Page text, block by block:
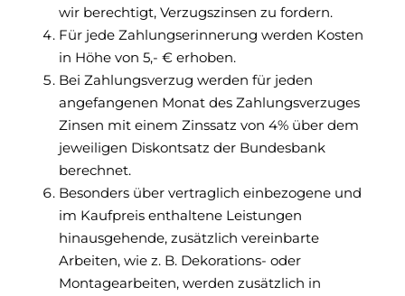
wir berechtigt, Verzugszinsen zu fordern.
Für jede Zahlungserinnerung werden Kosten
in Höhe von 5,- € erhoben.
Bei Zahlungsverzug werden für jeden
angefangenen Monat des Zahlungsverzuges
Zinsen mit einem Zinssatz von 4% über dem
jeweiligen Diskontsatz der Bundesbank
berechnet.
Besonders über vertraglich einbezogene und
im Kaufpreis enthaltene Leistungen
hinausgehende, zusätzlich vereinbarte
Arbeiten, wie z. B. Dekorations- oder
Montagearbeiten, werden zusätzlich in